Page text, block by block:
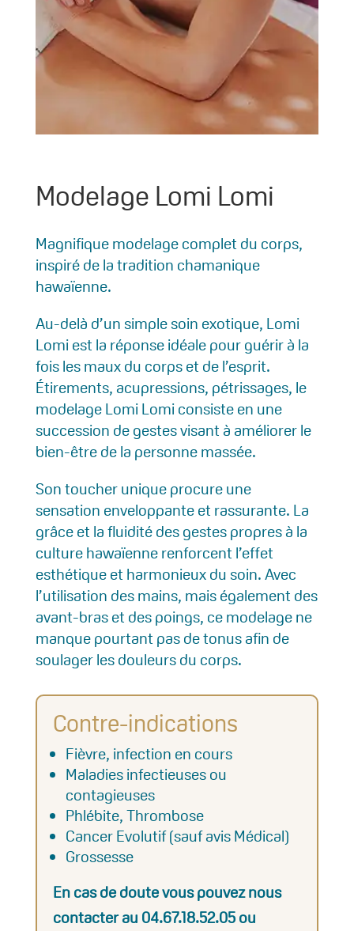
Modelage Lomi Lomi
Magnifique modelage complet du corps,
inspiré de la tradition chamanique
hawaïenne.
Au-delà d’un simple soin exotique, Lomi
Lomi est la réponse idéale pour guérir à la
fois les maux du corps et de l’esprit.
Étirements, acupressions, pétrissages, le
modelage Lomi Lomi consiste en une
succession de gestes visant à améliorer le
bien-être de la personne massée.
Son toucher unique procure une
sensation enveloppante et rassurante. La
grâce et la fluidité des gestes propres à la
culture hawaïenne renforcent l’effet
esthétique et harmonieux du soin. Avec
l’utilisation des mains, mais également des
avant-bras et des poings, ce modelage ne
manque pourtant pas de tonus afin de
soulager les douleurs du corps.
Contre-indications
Fièvre, infection en cours
Maladies infectieuses ou
contagieuses
Phlébite, Thrombose
Cancer Evolutif (sauf avis Médical)
Grossesse
En cas de doute vous pouvez nous
contacter au 04.67.18.52.05 ou